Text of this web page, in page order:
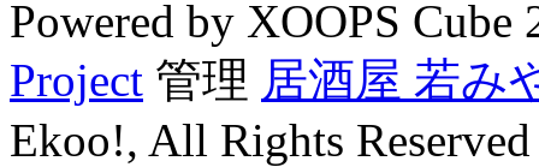
Powered by XOOPS
Project 管理 居酒屋 若み
Ekoo!, All Rights Reserved